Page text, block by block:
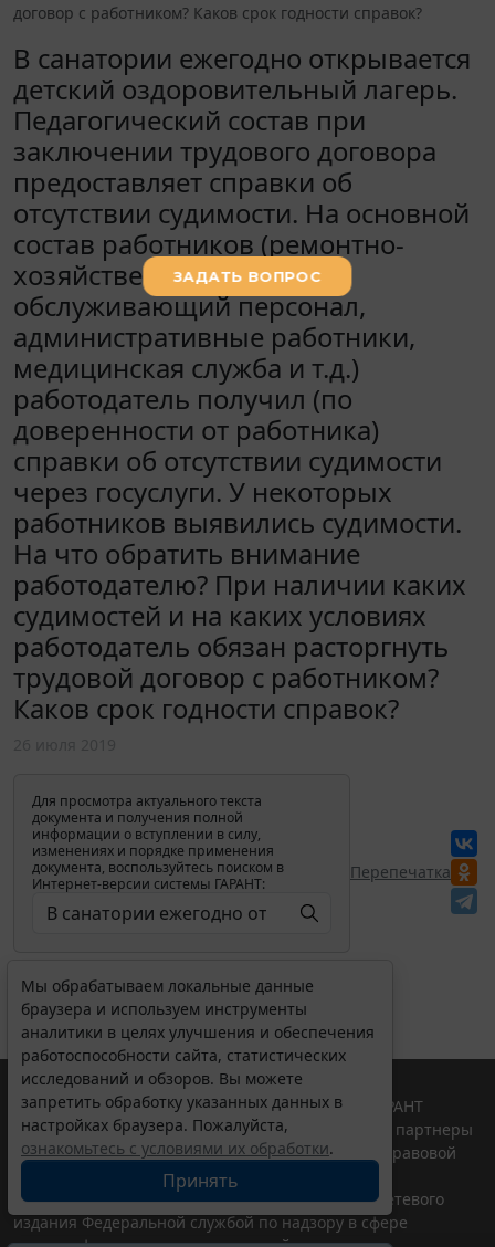
договор с работником? Каков срок годности справок?
В санатории ежегодно открывается
детский оздоровительный лагерь.
Педагогический состав при
заключении трудового договора
предоставляет справки об
отсутствии судимости. На основной
состав работников (ремонтно-
хозяйственный отдел,
обслуживающий персонал,
административные работники,
медицинская служба и т.д.)
работодатель получил (по
доверенности от работника)
справки об отсутствии судимости
через госуслуги. У некоторых
работников выявились судимости.
На что обратить внимание
работодателю? При наличии каких
судимостей и на каких условиях
работодатель обязан расторгнуть
трудовой договор с работником?
Каков срок годности справок?
Для просмотра актуального текста
документа и получения полной
информации о вступлении в силу,
изменениях и порядке применения
документа, воспользуйтесь поиском в
Интернет-версии системы ГАРАНТ:
Перепечатка
Мы обрабатываем локальные данные
браузера и используем инструменты
аналитики в целях улучшения и обеспечения
работоспособности сайта, статистических
исследований и обзоров. Вы можете
запретить обработку указанных данных в
настройках браузера. Пожалуйста,
ознакомьтесь с условиями их обработки.
Принять
© ООО "НПП "ГАРАНТ-СЕРВИС", 2026. Система ГАРАНТ
выпускается с 1990 года. Компания "Гарант" и ее партнеры
являются участниками Российской ассоциации правовой
информации ГАРАНТ.
Портал ГАРАНТ.РУ зарегистрирован в качестве сетевого
издания Федеральной службой по надзору в сфере